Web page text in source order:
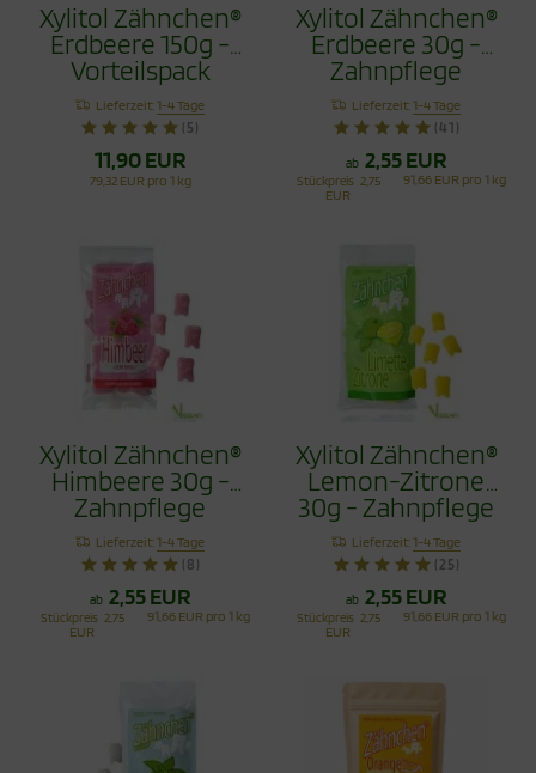
Xylitol Zähnchen®
Erdbeere 150g -
Vorteilspack
Lieferzeit:1-4 Tage
(5)
11,90 EUR
79,32 EUR pro 1 kg
Xylitol Zähnchen®
Erdbeere 30g -
Zahnpflege
Bonbons
Lieferzeit:1-4 Tage
(41)
ab 2,55 EUR
Stückpreis 2,75
EUR
91,66 EUR pro 1 kg
Xylitol Zähnchen®
Himbeere 30g -
Zahnpflege
Bonbons
Lieferzeit:1-4 Tage
(8)
ab 2,55 EUR
Stückpreis 2,75
EUR
91,66 EUR pro 1 kg
Xylitol Zähnchen®
Lemon-Zitrone
30g - Zahnpflege
Bonbons
Lieferzeit:1-4 Tage
(25)
ab 2,55 EUR
Stückpreis 2,75
EUR
91,66 EUR pro 1 kg